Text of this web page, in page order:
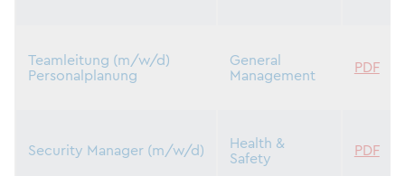
Teamleitung (m/w/d)
Personalplanung
General
Management
PDF
Security Manager (m/w/d)
Health &
Safety
PDF